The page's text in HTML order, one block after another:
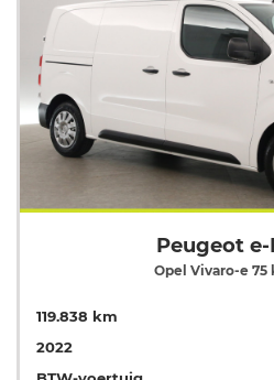
Peugeot
Opel Vivaro-e 75
119.838 km
2022